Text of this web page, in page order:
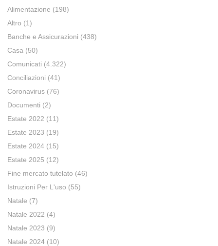
Alimentazione (198)
Altro (1)
Banche e Assicurazioni (438)
Casa (50)
Comunicati (4.322)
Conciliazioni (41)
Coronavirus (76)
Documenti (2)
Estate 2022 (11)
Estate 2023 (19)
Estate 2024 (15)
Estate 2025 (12)
Fine mercato tutelato (46)
Istruzioni Per L'uso (55)
Natale (7)
Natale 2022 (4)
Natale 2023 (9)
Natale 2024 (10)